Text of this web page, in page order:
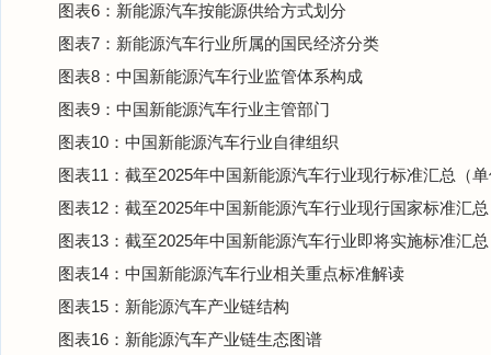
图表6：新能源汽车按能源供给方式划分
图表7：新能源汽车行业所属的国民经济分类
图表8：中国新能源汽车行业监管体系构成
图表9：中国新能源汽车行业主管部门
图表10：中国新能源汽车行业自律组织
图表11：截至2025年中国新能源汽车行业现行标准汇总（
图表12：截至2025年中国新能源汽车行业现行国家标准汇总
图表13：截至2025年中国新能源汽车行业即将实施标准汇总
图表14：中国新能源汽车行业相关重点标准解读
图表15：新能源汽车产业链结构
图表16：新能源汽车产业链生态图谱